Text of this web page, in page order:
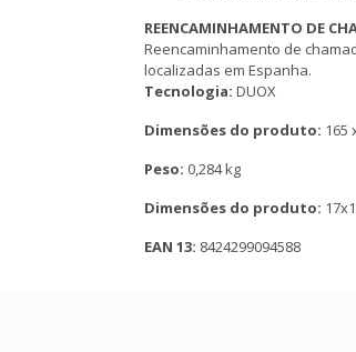
REENCAMINHAMENTO DE
Reencaminhamento de
localizadas em Espanha.
Tecnologia: DUOX
Dimensões do produto: 165
Peso: 0,284 kg
Dimensões do produto:
EAN 13: 8424299094588